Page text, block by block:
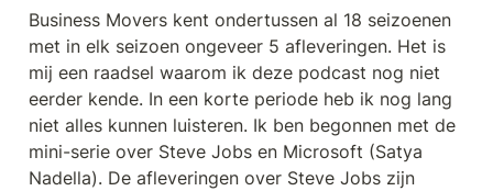
Business Movers kent ondertussen al 18 seizoenen
met in elk seizoen ongeveer 5 afleveringen. Het is
mij een raadsel waarom ik deze podcast nog niet
eerder kende. In een korte periode heb ik nog lang
niet alles kunnen luisteren. Ik ben begonnen met de
mini-serie over Steve Jobs en Microsoft (Satya
Nadella). De afleveringen over Steve Jobs zijn